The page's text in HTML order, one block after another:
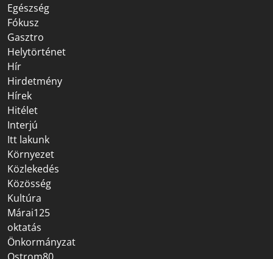
Egészség
Fókusz
Gasztro
Helytörténet
Hír
Hirdetmény
Hírek
Hitélet
Interjú
Itt lakunk
Környezet
Közlekedés
Közösség
Kultúra
Márai125
oktatás
Önkormányzat